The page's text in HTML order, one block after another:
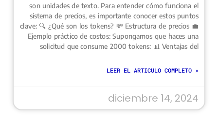
son unidades de texto. Para entender cómo funciona el
sistema de precios, es importante conocer estos puntos
clave: 🔍 ¿Qué son los tokens? 💸 Estructura de precios 💼
Ejemplo práctico de costos: Supongamos que haces una
solicitud que consume 2000 tokens: 📊 Ventajas del
LEER EL ARTICULO COMPLETO »
diciembre 14, 2024